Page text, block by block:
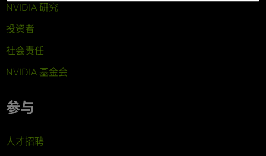
NVIDIA 研究
投资者
社会责任
NVIDIA 基金会
参与
人才招聘